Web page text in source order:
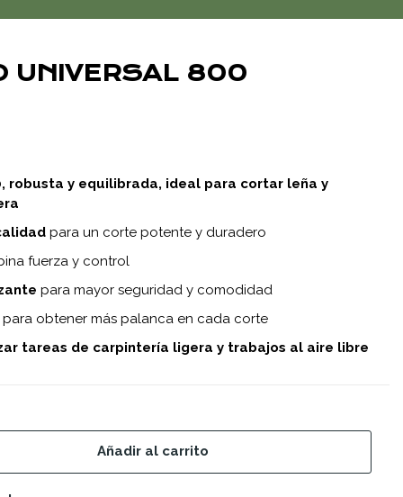
UNIVERSAL 800
robusta y equilibrada, ideal para cortar leña y
para un corte potente y duradero
fuerza y control
para mayor seguridad y comodidad
para obtener más palanca en cada corte
tareas de carpintería ligera y trabajos al aire libre
Añadir al carrito